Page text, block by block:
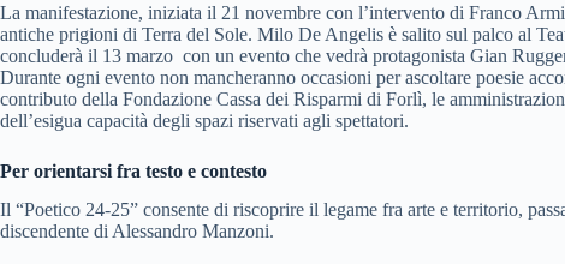
La manifestazione, iniziata il 21 novembre con l’intervento di Franco
antiche prigioni di Terra del Sole. Milo De Angelis è salito sul palco al
concluderà il 13 marzo con un evento che vedrà protagonista Gian
Durante ogni evento non mancheranno occasioni per ascoltare poesie
contributo della Fondazione Cassa dei Risparmi di Forlì, le
dell’esigua capacità degli spazi riservati agli spettatori.
Per orientarsi fra testo e contesto
Il “Poetico 24-25” consente di riscoprire il legame fra arte e territorio,
discendente di Alessandro Manzoni.